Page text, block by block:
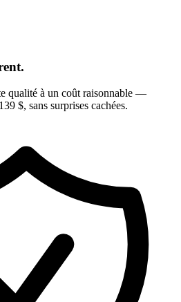
qualité à un coût raisonnable —
$, sans surprises cachées.